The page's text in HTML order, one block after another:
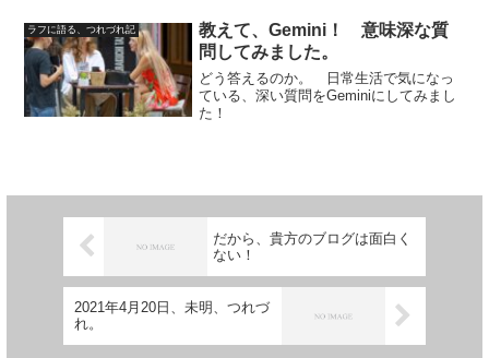
が終わろうとしているタ...
ラフに語る、つれづれ記
教えて、Gemini！ 意味深な質
問してみました。
どう答えるのか。 日常生活で気になっ
ている、深い質問をGeminiにしてみまし
た！
だから、貴方のブログは面白く
ない！
2021年4月20日、未明、つれづ
れ。